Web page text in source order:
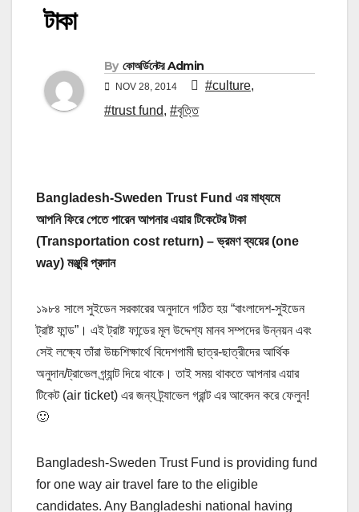
টাকা
By কোঅর্ডিনেটর Admin
NOV 28, 2014 #culture,
#trust fund, #বৃত্তি
Bangladesh-Sweden Trust Fund এর মাধ্যমে
আপনি ফিরে পেতে পারেন আপনার এয়ার টিকেটের টাকা
(Transportation cost return) – ভ্রমণ ব্যয়ের (one
way) মঞ্জুরি প্রদান
১৯৮৪ সালে সুইডেন সরকারের অনুদানে গঠিত হয় “বাংলাদেশ-সুইডেন
ট্রাষ্ট ফান্ড”। এই ট্রাষ্ট ফান্ডের মূল উদ্দেশ্য মানব সম্পদের উন্নয়ন এবং
সেই লক্ষ্যে তাঁরা উচ্চশিক্ষার্থে বিদেশগামী ছাত্র-ছাত্রীদের আর্থিক
অনুদান/ট্রাভেল গ্র্যান্ট দিয়ে থাকে। তাই সময় থাকতে আপনার এয়ার
টিকেট (air ticket) এর জন্য ট্র্যাভেল গ্রান্ট এর আবেদন করে ফেলুন!
🙂
Bangladesh-Sweden Trust Fund is providing fund
for one way air travel fare to the eligible
candidates. Any Bangladeshi national having